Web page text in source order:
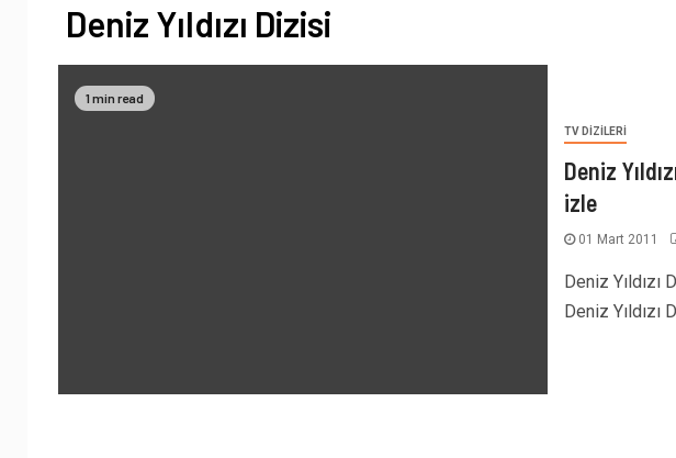
Deniz Yıldızı Dizisi
1 min read
TV DIZILERI
Deniz
izle
01 Mart 2011
Deniz
Deniz